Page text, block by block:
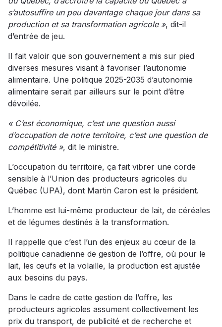
s’autosuffire un peu davantage chaque jour dans sa
production et sa transformation agricole », dit-il
d’entrée de jeu.
Il fait valoir que son gouvernement a mis sur pied
diverses mesures visant à favoriser l’autonomie
alimentaire. Une politique 2025-2035 d’autonomie
alimentaire serait par ailleurs sur le point d’être
dévoilée.
« C’est économique, c’est une question aussi
d’occupation de notre territoire, c’est une question de
compétitivité », dit le ministre.
L’occupation du territoire, ça fait vibrer une corde
sensible à l’Union des producteurs agricoles du
Québec (UPA), dont Martin Caron est le président.
L’homme est lui-même producteur de lait, de céréales
et de légumes destinés à la transformation.
Il rappelle que c’est l’un des enjeux au cœur de la
politique canadienne de gestion de l’offre, où pour le
lait, les œufs et la volaille, la production est ajustée
aux besoins du pays.
Dans le cadre de cette gestion de l’offre, les
producteurs agricoles assument collectivement les
prix du transport, de publicité et de recherche et